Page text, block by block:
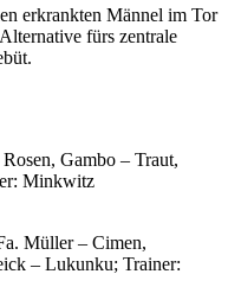
erkrankten Männel im Tor
fürs zentrale
Gambo – Traut,
Minkwitz
Müller – Cimen,
– Lukunku; Trainer: